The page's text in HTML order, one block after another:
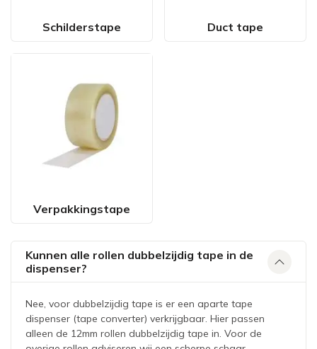
Schilderstape Duct tape
Verpakkingstape
Kunnen alle rollen dubbelzijdig tape in de
dispenser?
Nee, voor dubbelzijdig tape is er een aparte tape
dispenser (tape converter) verkrijgbaar. Hier passen
alleen de 12mm rollen dubbelzijdig tape in. Voor de